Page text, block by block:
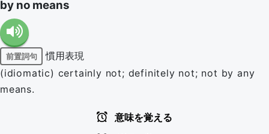
by no means
前置詞句
慣用表現
(idiomatic) certainly not; definitely not; not by any
means.
意味を覚える